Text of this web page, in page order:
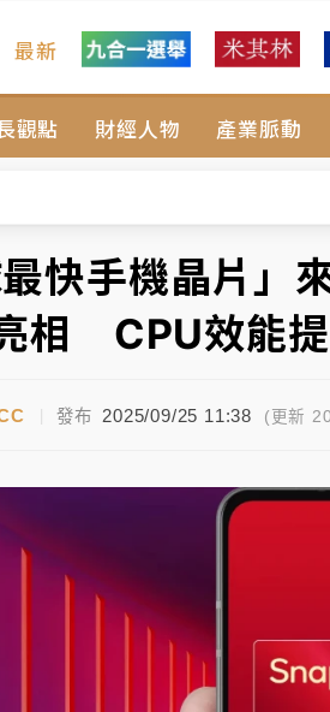
最新
觀點 財經人物 產業脈動
才推「E宿新北打卡趣」！抽獎程
會想增加董事人數！辜仲諒向法
》特展第2檔！今線上預約開賣
長涉圖利渡假村！東檢抗告成功 今
瑄詐慈濟10億！黃金158kg遭查扣
金會想增加董事人數！辜仲諒向法
經》特展第2檔！今線上預約開賣
長涉圖利渡假村！東檢抗告成功
了！中颱白海豚雨彈轟3天 「紅到
最快手機晶片
相 CPU效能
| 發布 2025/09/25 11:38 (更新